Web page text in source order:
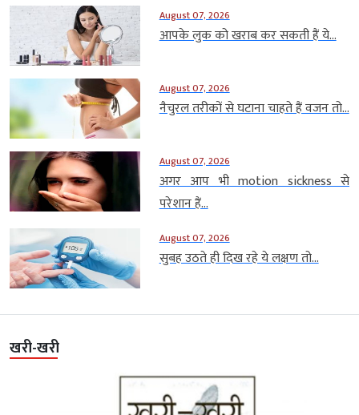
August 07, 2026
आपके लुक को खराब कर सकती हैं ये...
August 07, 2026
नैचुरल तरीकों से घटाना चाहते हैं वजन तो...
August 07, 2026
अगर आप भी motion sickness से
परेशान हैं...
August 07, 2026
सुबह उठते ही दिख रहे ये लक्षण तो...
खरी-खरी